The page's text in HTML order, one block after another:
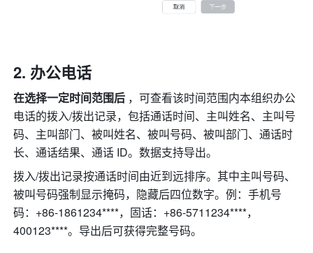
办公电话
在选择一定时间范围后 ，可查看该时间范围内本组织办公
电话的拨入/拨出记录，包括通话时间、主叫姓名、主叫号
码、主叫部门、被叫姓名、被叫号码、被叫部门、通话时
长、通话结果、通话 ID。数据支持导出。
拨入/拨出记录按通话时间由近到远排序。其中主叫号码、
被叫号码强制显示掩码，隐藏后四位数字。例：手机号
码：+86-1861234****，固话：+86-5711234****，
400123****。导出后可获得完整号码。